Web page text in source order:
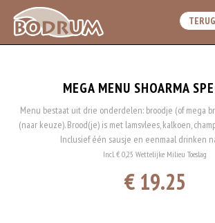
MEGA MENU SHOARMA
Menu bestaat uit drie onderdelen: broodje (of mega
(naar keuze). Brood(je) is met lamsvlees, kalkoen,
Inclusief één sausje en eenmaal drinken
Incl. € 0,25 Wettelijke Milieu Toeslag
€ 19.25